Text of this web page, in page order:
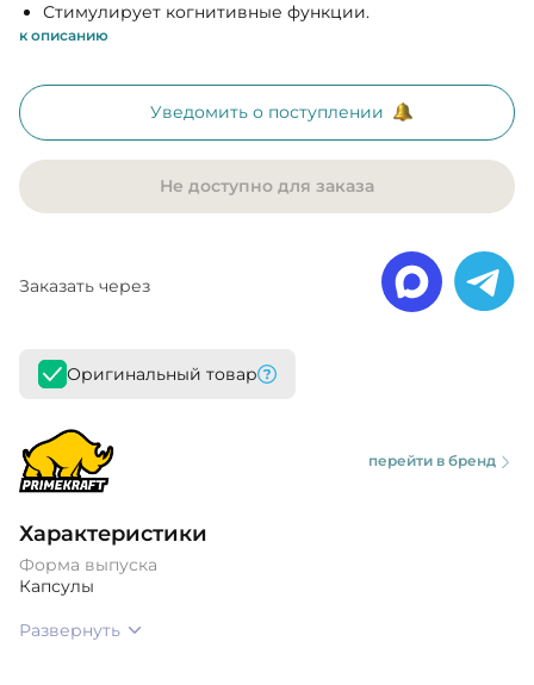
Стимулирует когнитивные функции.
к описанию
Уведомить о поступлении
Не доступно для заказа
Заказать через
Оригинальный товар
перейти в бренд
Характеристики
Форма выпуска
Капсулы
Развернуть